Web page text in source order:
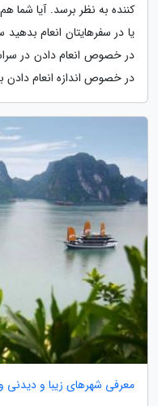
کننده به نظر برسد. آیا شما
یا در سفرهایتان انعام
در خصوص انعام دادن در
در خصوص اندازه انعام دادن
معرفی شهرهای زیبا و دیدنی